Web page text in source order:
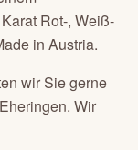
Rot-, Weiß-
in Austria.
wir Sie gerne
Wir